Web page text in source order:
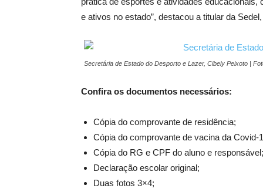
e ativos no estado”, destacou a titular da
Secretária de Estado do Desporto e Lazer, Cibely Peixoto |
Confira os documentos necessários:
Cópia do comprovante de residência;
Cópia do comprovante de vacina da Covid-
Cópia do RG e CPF do aluno e responsável;
Declaração escolar original;
Duas fotos 3×4;